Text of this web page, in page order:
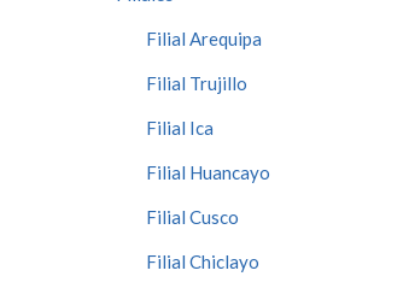
Filial Arequipa
Filial Trujillo
Filial Ica
Filial Huancayo
Filial Cusco
Filial Chiclayo